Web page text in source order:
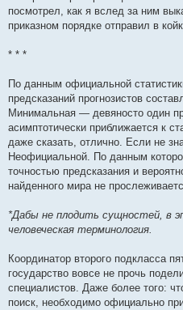
посмотрел, как я вслед за ним
приказном порядке отправил в
* * *
По данным официальной
предсказаний прогнозистов
Минимальная — девяносто один
асимптотически приближается к
даже сказать, отлично. Если не
Неофициальной. По данным
точностью предсказания и
найденного мира не
*Дабы не плодить сущностей, в
человеческая терминология.
Координатор второго подкласса
государство вовсе не прочь
специалистов. Даже более того:
поиск, необходимо официально